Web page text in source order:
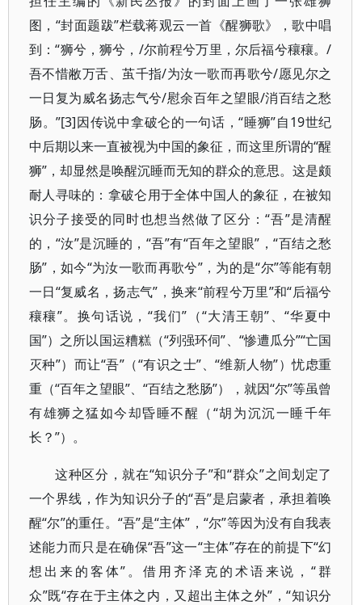
图，“封面题跋”栏载蒋观云一首《醒狮歌》，歌中唱
到：“狮兮，狮兮，/尔前程兮万里，尔后福兮穰穰。/
吾不惜敝万舌、茧千指/为汝一歌而再歌兮/愿见尔之
一日复为威名扬志气兮/慰余百年之望眼/消百结之愁
肠。”[3]因传说中拿破仑的一句话，“睡狮”自19世纪
中后期以来一直被视为中国的象征，而这里所谓的“醒
狮”，却显然是唤醒沉睡而无知的群众的意思。这是颇
耐人寻味的：拿破仑用于全体中国人的象征，在被知
识分子接受的同时也想当然做了区分：“吾”是清醒
的，“汝”是沉睡的，“吾”有“百年之望眼”，“百结之愁
肠”，如今“为汝一歌而再歌兮”，为的是“尔”等能有朝
一日“复威名，扬志气”，换来“前程兮万里”和“后福兮
穰穰”。换句话说，“我们”（“大清王朝”、“华夏中
国”）之所以国运糟糕（“列强环伺”、“惨遭瓜分”“亡国
灭种”）而让“吾”（“有识之士”、“维新人物”）忧虑重
重（“百年之望眼”、“百结之愁肠”），就因“尔”等虽曾
有雄狮之猛如今却昏睡不醒（“胡为沉沉一睡千年
长？”）。
这种区分，就在“知识分子”和“群众”之间划定了
一个界线，作为知识分子的“吾”是启蒙者，承担着唤
醒“尔”的重任。“吾”是“主体”，“尔”等因为没有自我表
述能力而只是在确保“吾”这一“主体”存在的前提下“幻
想出来的客体”。借用齐泽克的术语来说，“群
众”既“存在于主体之内，又超出主体之外”，“知识分